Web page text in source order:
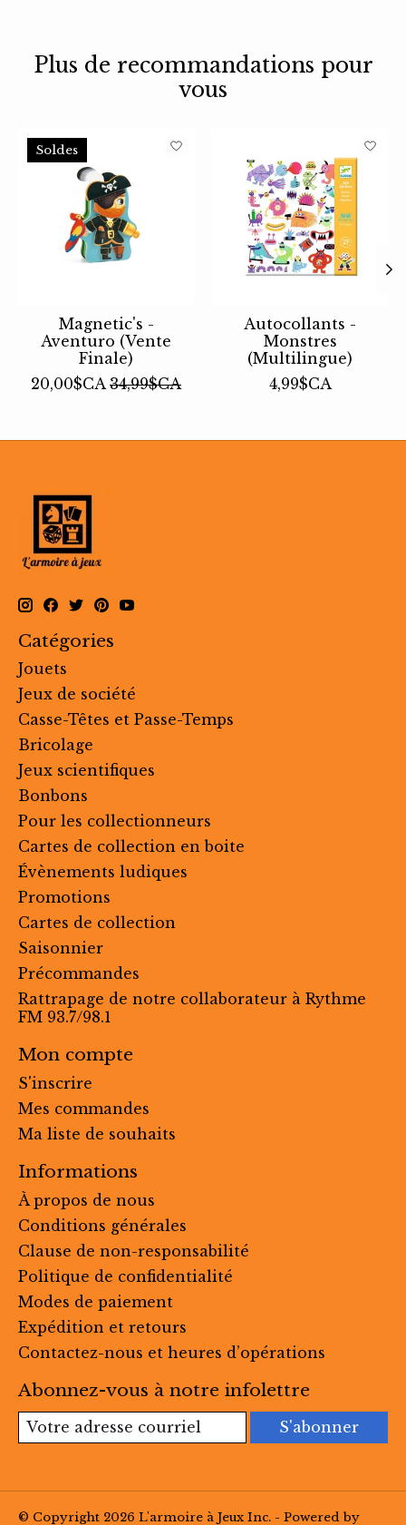
Plus de recommandations pour
vous
Articles du carrousel de produits
Soldes
Magnetic's -
Aventuro (Vente
Finale)
20,00$CA 34,99$CA
Autocollants -
Monstres
(Multilingue)
4,99$CA
Catégories
Jouets
Jeux de société
Casse-Têtes et Passe-Temps
Bricolage
Jeux scientifiques
Bonbons
Pour les collectionneurs
Cartes de collection en boite
Évènements ludiques
Promotions
Cartes de collection
Saisonnier
Précommandes
Rattrapage de notre collaborateur à Rythme
FM 93.7/98.1
Mon compte
S'inscrire
Mes commandes
Ma liste de souhaits
Informations
À propos de nous
Conditions générales
Clause de non-responsabilité
Politique de confidentialité
Modes de paiement
Expédition et retours
Contactez-nous et heures d’opérations
Abonnez-vous à notre infolettre
S'abonner
© Copyright 2026 L'armoire à Jeux Inc. - Powered by